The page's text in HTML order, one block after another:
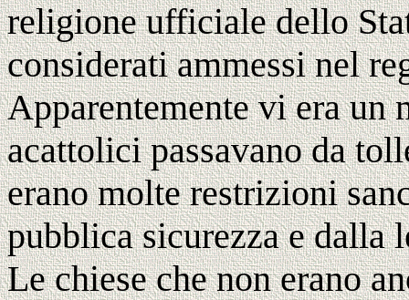
religione ufficiale dello
considerati ammessi nel
Apparentemente vi era
acattolici passavano da
erano molte restrizioni
pubblica sicurezza e dalla
Le chiese che non erano